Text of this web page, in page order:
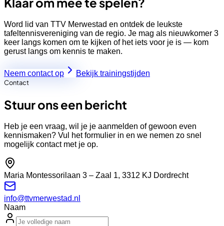
Word lid van TTV Merwestad en ontdek de leukste
tafeltennisvereniging van de regio. Je mag als nieuwkomer 3
keer langs komen om te kijken of het iets voor je is — kom
gerust langs om kennis te maken.
Neem contact op Bekijk trainingstijden
Contact
Stuur ons een bericht
Heb je een vraag, wil je je aanmelden of gewoon even
kennismaken? Vul het formulier in en we nemen zo snel
mogelijk contact met je op.
Maria Montessorilaan 3 – Zaal 1, 3312 KJ Dordrecht
info@ttvmerwestad.nl
Naam